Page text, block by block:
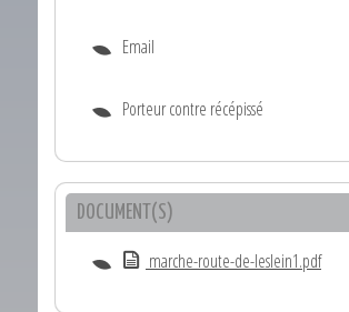
Email
Porteur contre récépissé
DOCUMENT(S)
marche-route-de-leslein1.pdf